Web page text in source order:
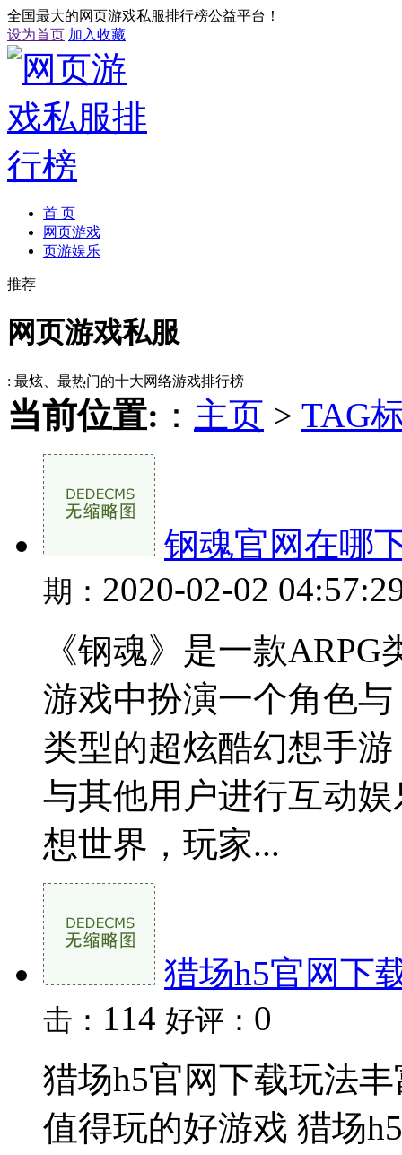
全国最大的网页游戏私服排行榜公益平台！
设为首页 加入收藏
首 页
网页游戏
页游娱乐
推荐
网页游戏私服
: 最炫、最热门的十大网络游戏排行榜
当前位置: ： 主页 > TAG
钢魂官网在哪
期： 2020-02-02
《钢魂》是一款
游戏中扮演一个角色
类型的超炫酷幻想手
与其他用户进行互动
想世界，玩家...
猎场h5官网下
击： 114 好评： 0
猎场h5官网下载玩法
值得玩的好游戏 猎场